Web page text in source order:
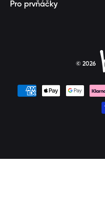
Pro prvňáčky
© 2026